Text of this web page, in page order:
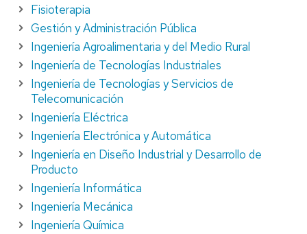
Fisioterapia
Gestión y Administración Pública
Ingeniería Agroalimentaria y del Medio Rural
Ingeniería de Tecnologías Industriales
Ingeniería de Tecnologías y Servicios de
Telecomunicación
Ingeniería Eléctrica
Ingeniería Electrónica y Automática
Ingeniería en Diseño Industrial y Desarrollo de
Producto
Ingeniería Informática
Ingeniería Mecánica
Ingeniería Química